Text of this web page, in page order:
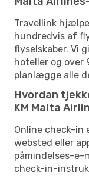
Travellink
hundredvis af
flyselskaber. Vi
hoteller og over
planlægge alle
Hvordan
KM Malta
Online check-in
websted eller
påmindelses-e-
check-in-